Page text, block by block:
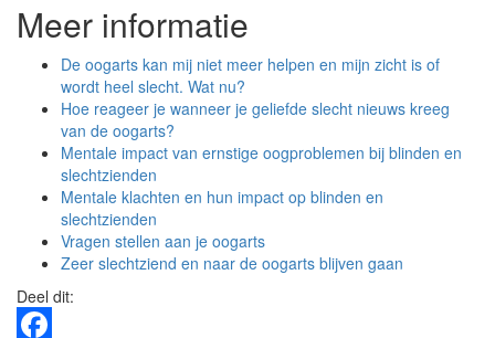
Meer informatie
De oogarts kan mij niet meer helpen en mijn zicht is of
wordt heel slecht. Wat nu?
Hoe reageer je wanneer je geliefde slecht nieuws kreeg
van de oogarts?
Mentale impact van ernstige oogproblemen bij blinden en
slechtzienden
Mentale klachten en hun impact op blinden en
slechtzienden
Vragen stellen aan je oogarts
Zeer slechtziend en naar de oogarts blijven gaan
Deel dit: